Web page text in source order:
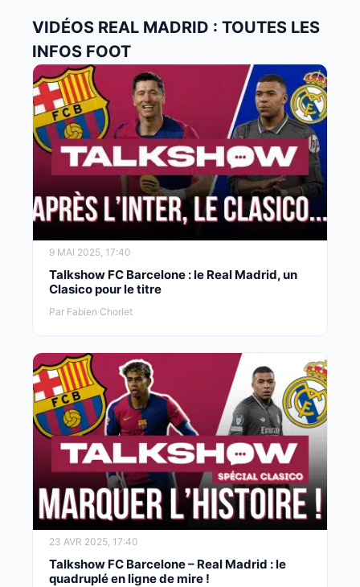
VIDÉOS REAL MADRID : TOUTES LES
INFOS FOOT
9 MAI 2025, 17:40
Talkshow FC Barcelone : le Real Madrid, un
Clasico pour le titre
Par Fabien Chorlet
23 AVR 2025, 17:40
Talkshow FC Barcelone – Real Madrid : le
quadruplé en ligne de mire !